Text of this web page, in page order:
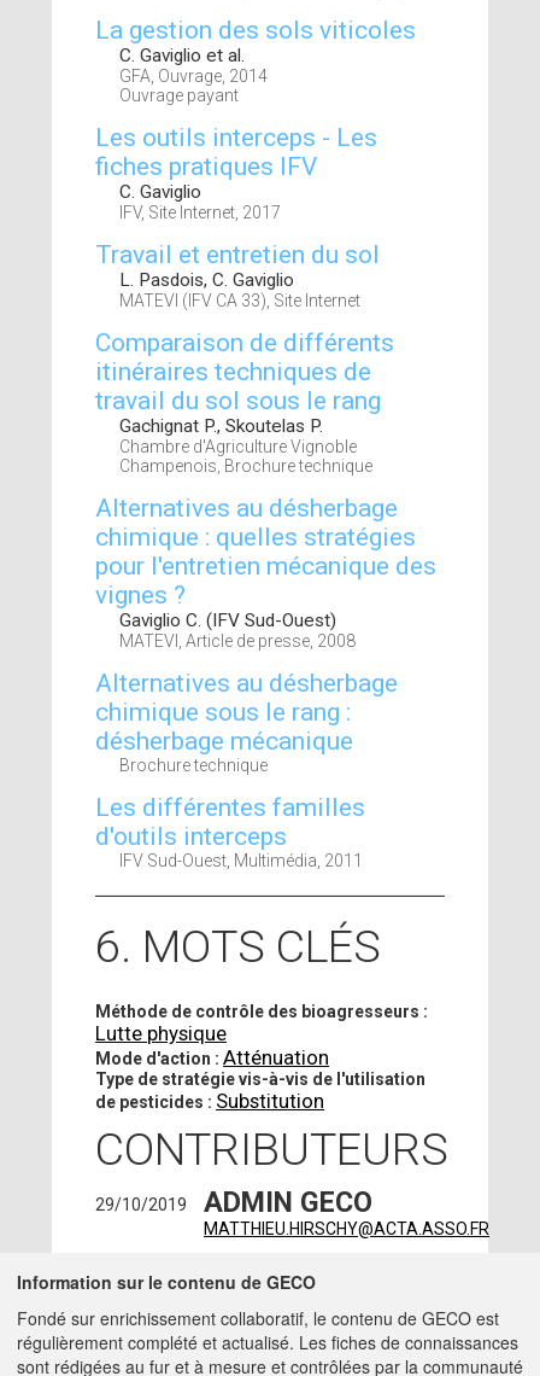
La gestion des sols viticoles
C. Gaviglio et al.
GFA, Ouvrage, 2014
Ouvrage payant
Les outils interceps - Les
fiches pratiques IFV
C. Gaviglio
IFV, Site Internet, 2017
Travail et entretien du sol
L. Pasdois, C. Gaviglio
MATEVI (IFV CA 33), Site Internet
Comparaison de différents
itinéraires techniques de
travail du sol sous le rang
Gachignat P., Skoutelas P.
Chambre d'Agriculture Vignoble
Champenois, Brochure technique
Alternatives au désherbage
chimique : quelles stratégies
pour l'entretien mécanique des
vignes ?
Gaviglio C. (IFV Sud-Ouest)
MATEVI, Article de presse, 2008
Alternatives au désherbage
chimique sous le rang :
désherbage mécanique
Brochure technique
Les différentes familles
d'outils interceps
IFV Sud-Ouest, Multimédia, 2011
6. MOTS CLÉS
Méthode de contrôle des bioagresseurs :
Lutte physique
Mode d'action :Atténuation
Type de stratégie vis-à-vis de l'utilisation
de pesticides : Substitution
CONTRIBUTEURS
29/10/2019 ADMIN GECO
MATTHIEU.HIRSCHY@ACTA.ASSO.FR
20/03/2019
GAVIGLIO
CHRISTOPHE- IFV -
BRAMES AIGUES (81310)
ingenieur -
Information sur le contenu de GECO
Fondé sur enrichissement collaboratif, le contenu de GECO est
régulièrement complété et actualisé. Les fiches de connaissances
sont rédigées au fur et à mesure et contrôlées par la communauté